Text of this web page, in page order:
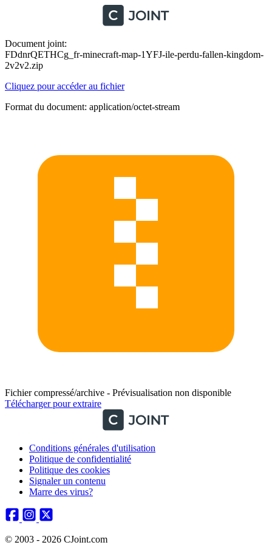
Document joint:
FDdnrQETHCg_fr-minecraft-map-1YFJ-ile-perdu-fallen-kingdom-
2v2v2.zip
Cliquez pour accéder au fichier
Format du document: application/octet-stream
Fichier compressé/archive - Prévisualisation non disponible
Télécharger pour extraire
Conditions générales d'utilisation
Politique de confidentialité
Politique des cookies
Signaler un contenu
Marre des virus?
© 2003 - 2026 CJoint.com